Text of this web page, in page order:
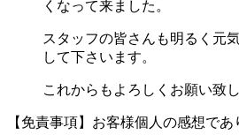
くなって来ました。
スタッフの皆さんも明るく元
して下さいます。
これからもよろしくお願い致し
【免責事項】お客様個人の感想で